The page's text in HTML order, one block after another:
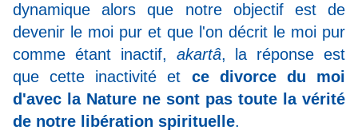
dynamique alors que notre objectif est de
devenir le moi pur et que l'on décrit le moi pur
comme étant inactif, akartâ, la réponse est
que cette inactivité et ce divorce du moi
d'avec la Nature ne sont pas toute la vérité
de notre libération spirituelle.